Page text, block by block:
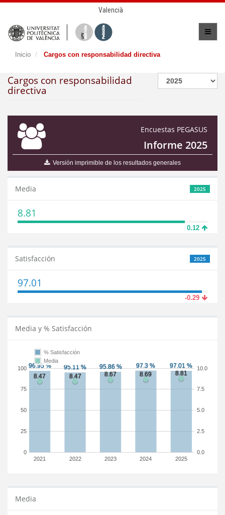
Valencià
Inicio Cargos con responsabilidad directiva
Cargos con responsabilidad
directiva
Encuestas PEGASUS
Informe 2025
Versión imprimible de los resultados generales
2025
Media
8.81
0.12
2025
Satisfacción
97.01
-0.29
Media y % Satisfacción
2021 2022 2023 2024 2025
0
25
50
75
100
0.0
2.5
5.0
7.5
10.0
% Satisfacción
Media
Media